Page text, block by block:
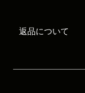
返品について